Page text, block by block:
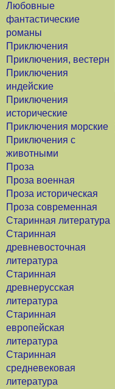
Любовные
фантастические
романы
Приключения
Приключения, вестерн
Приключения
индейские
Приключения
исторические
Приключения морские
Приключения с
животными
Проза
Проза военная
Проза историческая
Проза современная
Старинная литература
Старинная
древневосточная
литература
Старинная
древнерусская
литература
Старинная
европейская
литература
Старинная
средневековая
литература